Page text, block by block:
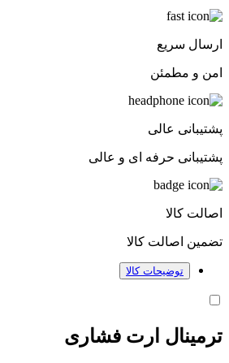
ارسال سریع
امن و مطمئن
پشتیبانی عالی
پشتیبانی حرفه ای و عالی
اصالت کالا
تضمین اصالت کالا
توضیحات کالا
ترمینال ارت فشاری